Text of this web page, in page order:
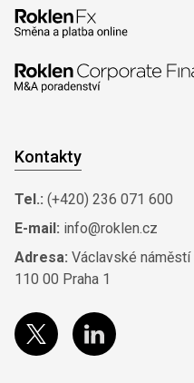
Kontakty
Tel.: (+420) 236 071 600
E-mail: info@roklen.cz
Adresa: Václavské náměstí
110 00 Praha 1